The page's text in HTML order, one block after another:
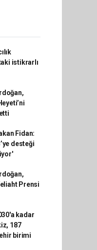
istikrarlı
Fidan:
desteği
Prensi
kadar
187
birimi